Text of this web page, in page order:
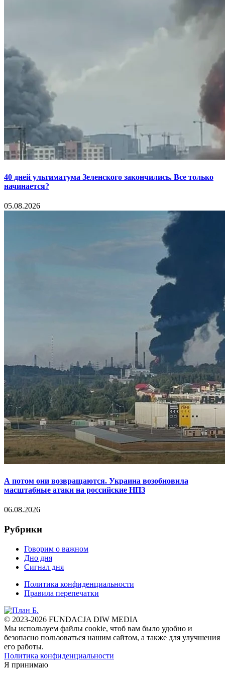
40 дней ультиматума Зеленского закончились. Все только
начинается?
05.08.2026
А потом они возвращаются. Украина возобновила
масштабные атаки на российские НПЗ
06.08.2026
Рубрики
Говорим о важном
Дно дня
Сигнал дня
Политика конфиденциальности
Правила перепечатки
© 2023-2026 FUNDACJA DIW MEDIA
Мы используем файлы cookie, чтоб вам было удобно и
безопасно пользоваться нашим сайтом, а также для улучшения
его работы.
Политика конфиденциальности
Я принимаю